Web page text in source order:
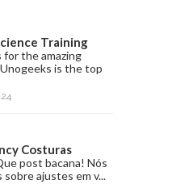
Training
for the amazing
is the top
Costuras
post bacana! Nós
sobre ajustes em v...